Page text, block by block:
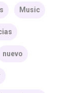
Music
nuevo